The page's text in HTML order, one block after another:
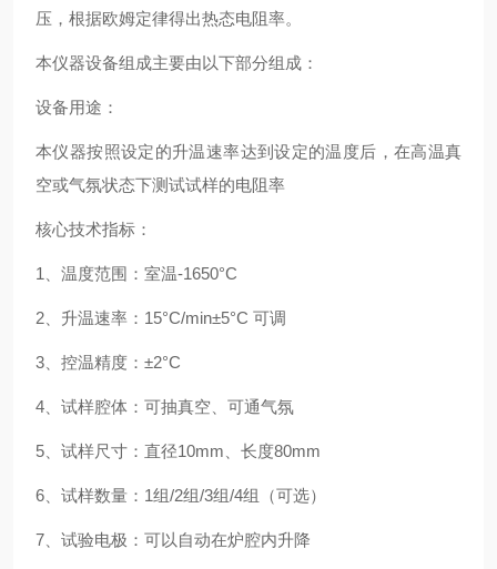
压，根据欧姆定律得出热态电阻率。
本仪器设备组成主要由以下部分组成：
设备用途：
本仪器按照设定的升温速率达到设定的温度后，在高温真
空或气氛状态下测试试样的电阻率
核心技术指标：
1、温度范围：室温-1650°C
2、升温速率：15°C/min±5°C 可调
3、控温精度：±2°C
4、试样腔体：可抽真空、可通气氛
5、试样尺寸：直径10mm、长度80mm
6、试样数量：1组/2组/3组/4组（可选）
7、试验电极：可以自动在炉腔内升降